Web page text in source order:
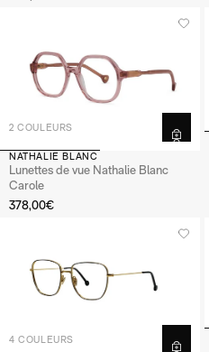
2 COULEURS
NATHALIE BLANC
Lunettes de vue Nathalie Blanc
Carole
378,00€
4 COULEURS